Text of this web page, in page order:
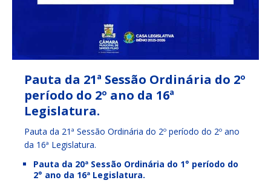
Pauta da 21ª Sessão Ordinária do 2º
período do 2º ano da 16ª
Legislatura.
Pauta da 21ª Sessão Ordinária do 2º período do 2º ano
da 16ª Legislatura.
Pauta da 20ª Sessão Ordinária do 1° período do
2° ano da 16ª Legislatura.